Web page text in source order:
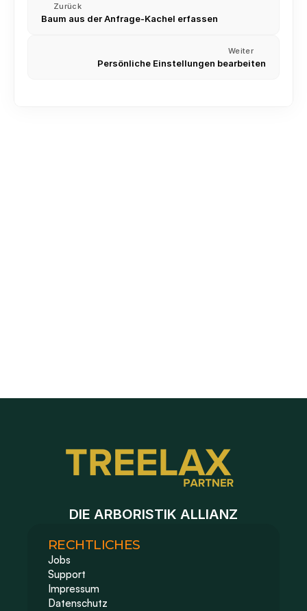
Zurück
Baum aus der Anfrage-Kachel erfassen
Weiter
Persönliche Einstellungen bearbeiten
DIE ARBORISTIK ALLIANZ
RECHTLICHES
Jobs
Support
Impressum
Datenschutz